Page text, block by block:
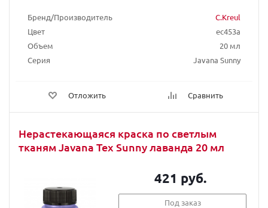
Бренд/Производитель
C.Kreul
Цвет
ec453a
Объем
20 мл
Серия
Javana Sunny
Отложить Сравнить
Нерастекающаяся краска по светлым
тканям Javana Tex Sunny лаванда 20 мл
421 руб.
Под заказ